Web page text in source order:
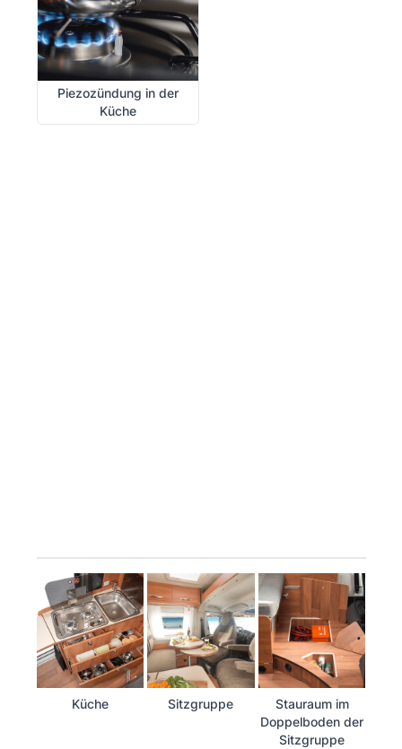
Piezozündung in der
Küche
Küche Sitzgruppe
Stauraum im
Doppelboden der
Sitzgruppe